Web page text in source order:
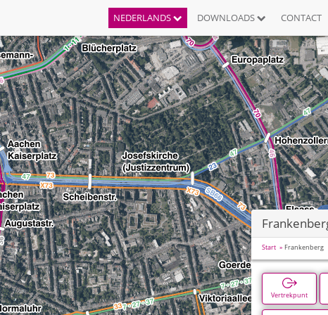
NEDERLANDS DOWNLOADS CONTACT
Start Frankenberg
Vertrekpunt